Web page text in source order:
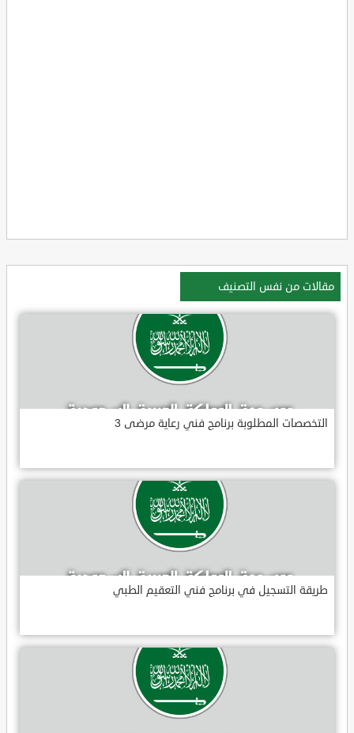
مقالات من نفس التصنيف
التخصصات المطلوبة برنامج فني رعاية مرضى 3
طريقة التسجيل في برنامج فني التعقيم الطبي